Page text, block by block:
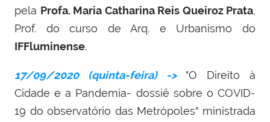
pela Profa. Maria Catharina Reis Queiroz Prata,
Prof. do curso de Arq. e Urbanismo do
IFFluminense.
17/09/2020 (quinta-feira) ->"O Direito à
Cidade e a Pandemia- dossiê sobre o COVID-
19 do observatório das Metrópoles" ministrada